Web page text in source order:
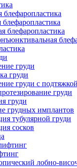
блефаропластика
блефаропластика
груди
груди
груди с подтяжкой
груди
груди
грудных имплантов
тубулярной груди
сосков
лобно-